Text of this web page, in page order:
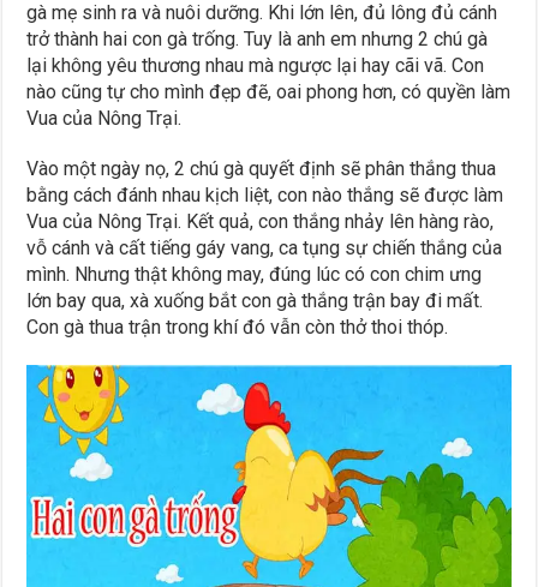
gà mẹ sinh ra và nuôi dưỡng. Khi lớn lên, đủ lông đủ cánh
trở thành hai con gà trống. Tuy là anh em nhưng 2 chú gà
lại không yêu thương nhau mà ngược lại hay cãi vã. Con
nào cũng tự cho mình đẹp đẽ, oai phong hơn, có quyền làm
Vua của Nông Trại.
Vào một ngày nọ, 2 chú gà quyết định sẽ phân thắng thua
bằng cách đánh nhau kịch liệt, con nào thắng sẽ được làm
Vua của Nông Trại. Kết quả, con thắng nhảy lên hàng rào,
vỗ cánh và cất tiếng gáy vang, ca tụng sự chiến thắng của
mình. Nhưng thật không may, đúng lúc có con chim ưng
lớn bay qua, xà xuống bắt con gà thắng trận bay đi mất.
Con gà thua trận trong khí đó vẫn còn thở thoi thóp.